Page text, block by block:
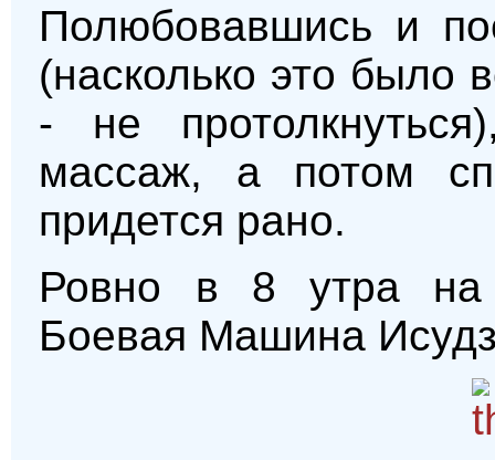
Полюбовавшись и
(насколько это было
- не
массаж, а потом
придется рано.
Ровно в 8 утра на
Боевая Машина